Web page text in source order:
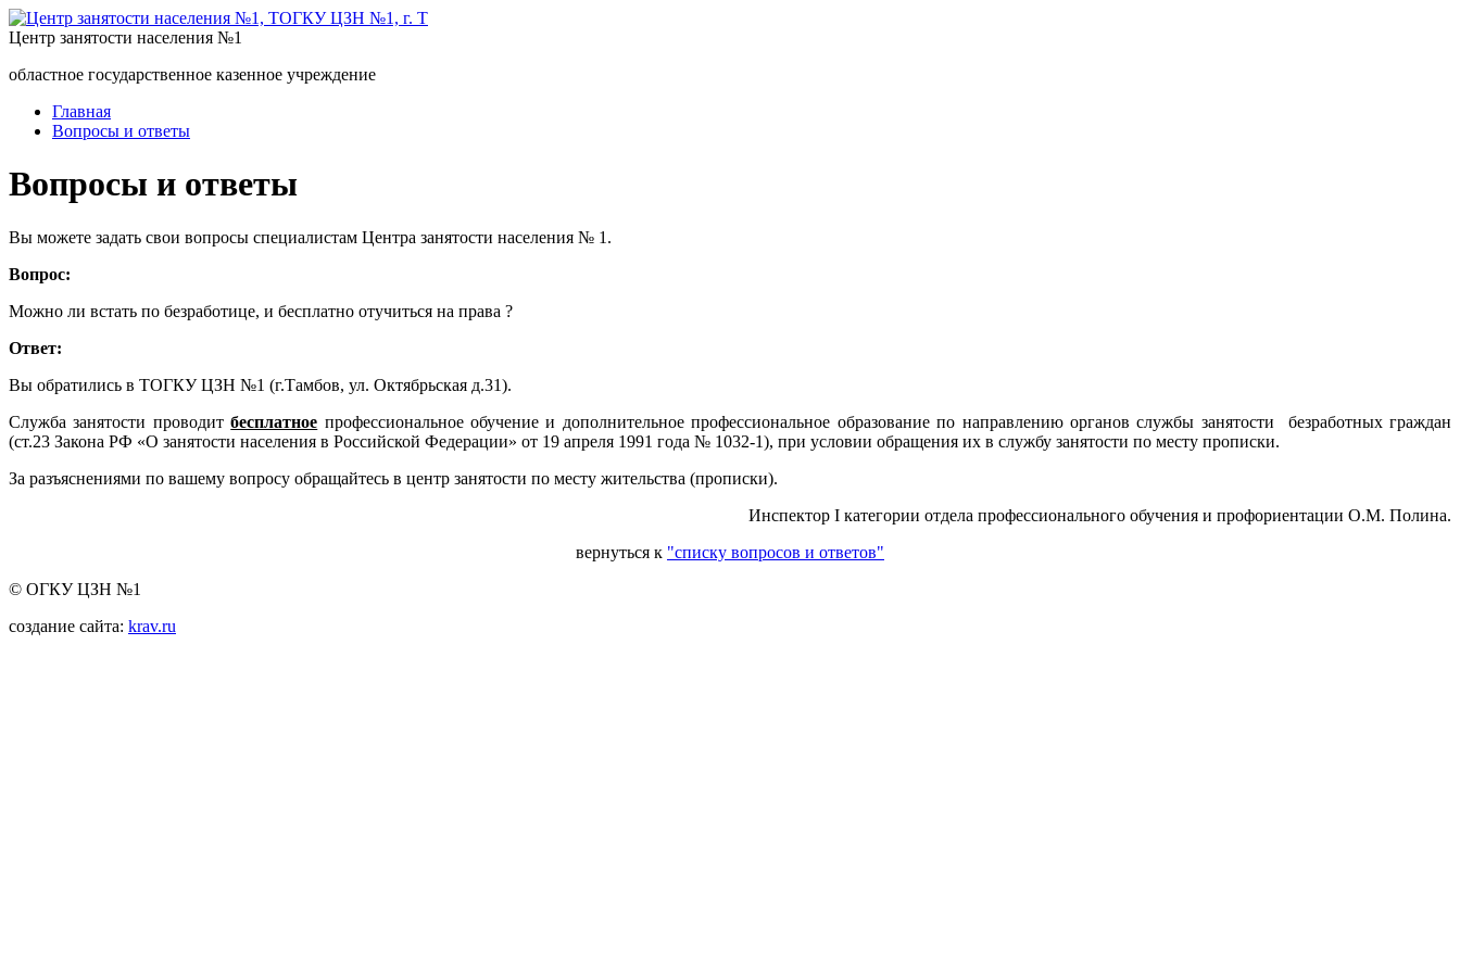
Центр занятости населения №1
областное государственное казенное учреждение
Главная
Вопросы и ответы
Вопросы и ответы
Вы можете задать свои вопросы специалистам Центра занятости населения № 1.
Вопрос:
Можно ли встать по безработице, и бесплатно отучиться на права ?
Ответ:
Вы обратились в ТОГКУ ЦЗН №1 (г.Тамбов, ул. Октябрьская д.31).
Служба занятости проводитбесплатное профессиональное обучение и дополнительное профессиональное образование по направлению органов службы занятости безработных граждан
(ст.23 Закона РФ «О занятости населения в Российской Федерации» от 19 апреля 1991 года № 1032-1), при условии обращения их в службу занятости по месту прописки.
За разъяснениями по вашему вопросу обращайтесь в центр занятости по месту жительства (прописки).
Инспектор I категории отдела профессионального обучения и профориентации О.М. Полина.
вернуться к "списку вопросов и ответов"
© ОГКУ ЦЗН №1
создание сайта: krav.ru